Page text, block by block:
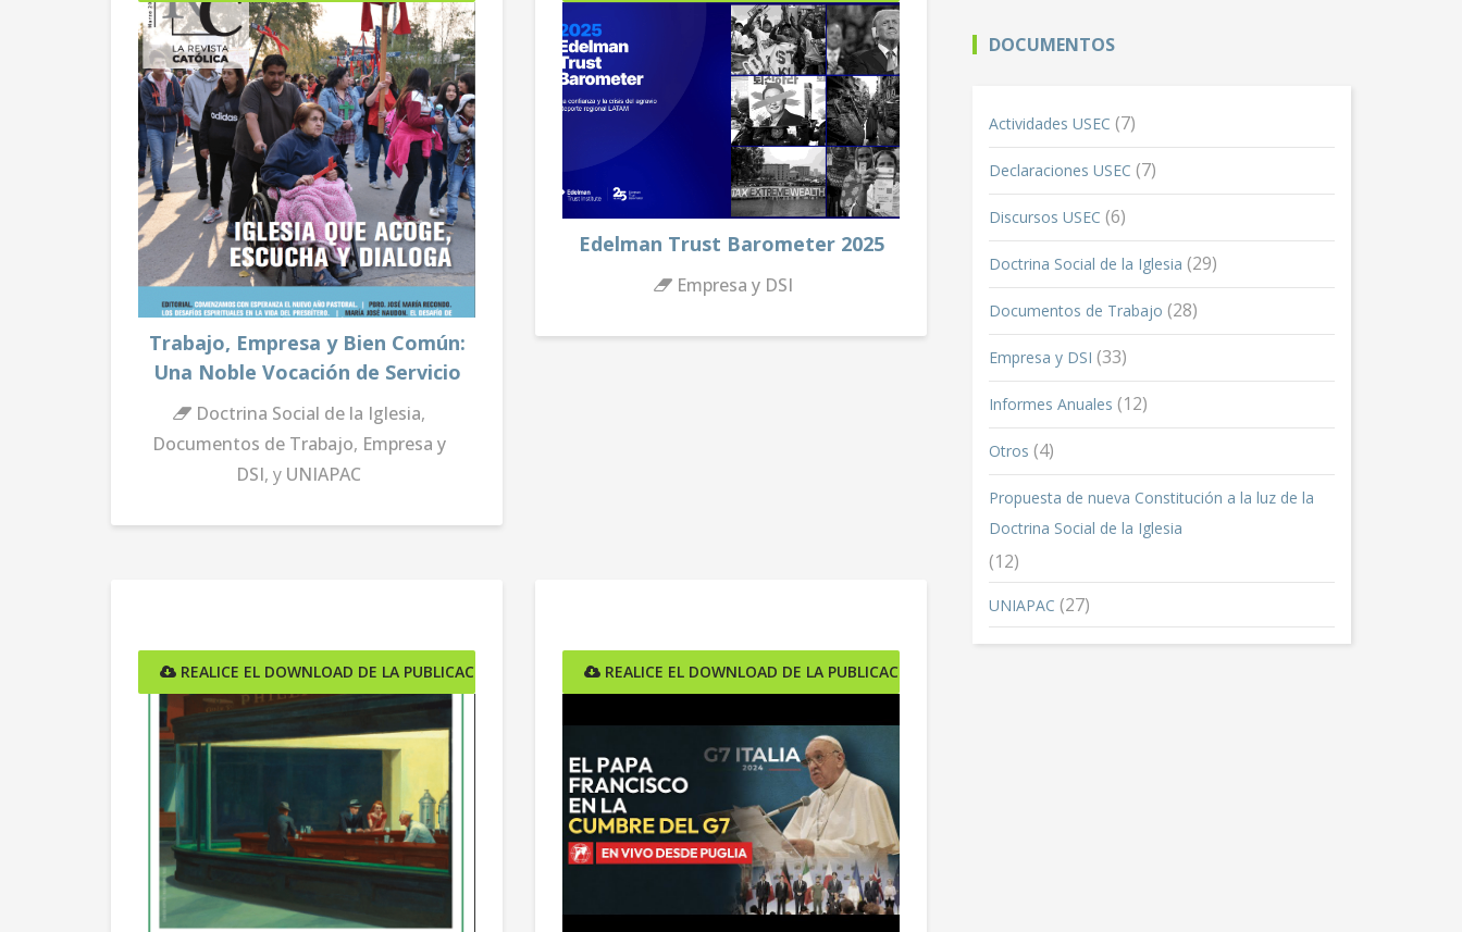
Trabajo, Empresa y Bien Común:
Una Noble Vocación de Servicio
Doctrina Social de la Iglesia,
Documentos de Trabajo, Empresa y
DSI, y UNIAPAC
Edelman Trust Barometer 2025
Empresa y DSI
REALICE EL DOWNLOAD DE LA PUBLICACIÓN AQUÍ REALICE EL DOWNLOAD DE LA PUBLICACIÓN AQUÍ
DOCUMENTOS
Actividades USEC (7)
Declaraciones USEC (7)
Discursos USEC (6)
Doctrina Social de la Iglesia (29)
Documentos de Trabajo (28)
Empresa y DSI (33)
Informes Anuales (12)
Otros (4)
Propuesta de nueva Constitución a la luz de la
Doctrina Social de la Iglesia
(12)
UNIAPAC (27)